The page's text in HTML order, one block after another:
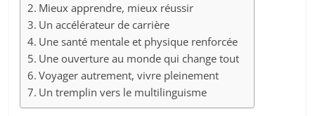
Mieux apprendre, mieux réussir
Un accélérateur de carrière
Une santé mentale et physique renforcée
Une ouverture au monde qui change tout
Voyager autrement, vivre pleinement
Un tremplin vers le multilinguisme